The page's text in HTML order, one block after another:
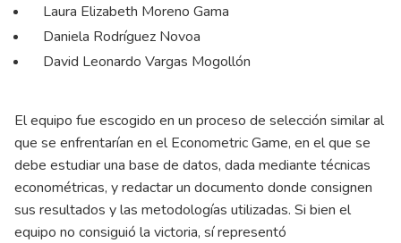
Laura Elizabeth Moreno Gama
Daniela Rodríguez Novoa
David Leonardo Vargas Mogollón
El equipo fue escogido en un proceso de selección similar al
que se enfrentarían en el Econometric Game, en el que se
debe estudiar una base de datos, dada mediante técnicas
econométricas, y redactar un documento donde consignen
sus resultados y las metodologías utilizadas. Si bien el
equipo no consiguió la victoria, sí representó